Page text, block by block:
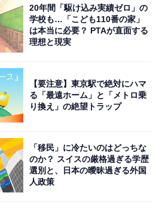
20年間「駆け込み実績ゼロ」の
学校も…「こども110番の家」
は本当に必要？ PTAが直面する
理想と現実
【要注意】東京駅で絶対にハマ
る「最遠ホーム」と「メトロ乗
り換え」の絶望トラップ
「移民」に冷たいのはどっちな
のか？ スイスの厳格過ぎる学歴
選別と、日本の曖昧過ぎる外国
人政策